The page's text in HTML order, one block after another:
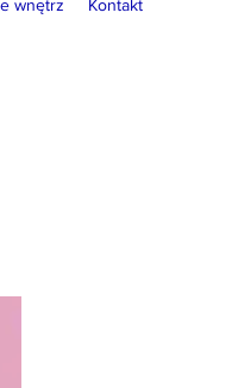
wnętrz Kontakt